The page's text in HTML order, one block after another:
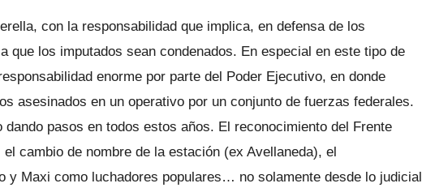
con la responsabilidad que implica, en defensa de los
que los imputados sean condenados. En especial en este tipo de
enorme por parte del Poder Ejecutivo, en donde
asesinados en un operativo por un conjunto de fuerzas federales.
dando pasos en todos estos años. El reconocimiento del Frente
cambio de nombre de la estación (ex Avellaneda), el
y Maxi como luchadores populares… no solamente desde lo judicial